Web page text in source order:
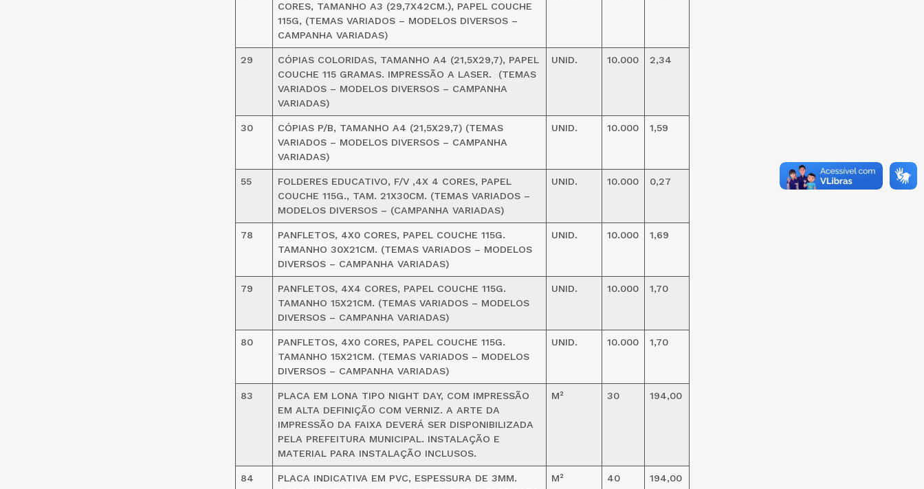
CORES, TAMANHO A3 (29,7X42CM.), PAPEL COUCHE
115G, (TEMAS VARIADOS – MODELOS DIVERSOS –
CAMPANHA VARIADAS)
29
CÓPIAS COLORIDAS, TAMANHO A4 (21,5X29,7), PAPEL
COUCHE 115 GRAMAS. IMPRESSÃO A LASER. (TEMAS
VARIADOS – MODELOS DIVERSOS – CAMPANHA
VARIADAS)
UNID. 10.000 2,34
30
CÓPIAS P/B, TAMANHO A4 (21,5X29,7) (TEMAS
VARIADOS – MODELOS DIVERSOS – CAMPANHA
VARIADAS)
UNID. 10.000 1,59
55
FOLDERES EDUCATIVO, F/V ,4X 4 CORES, PAPEL
COUCHE 115G., TAM. 21X30CM. (TEMAS VARIADOS –
MODELOS DIVERSOS – (CAMPANHA VARIADAS)
UNID. 10.000 0,27
78
PANFLETOS, 4X0 CORES, PAPEL COUCHE 115G.
TAMANHO 30X21CM. (TEMAS VARIADOS – MODELOS
DIVERSOS – CAMPANHA VARIADAS)
UNID. 10.000 1,69
79
PANFLETOS, 4X4 CORES, PAPEL COUCHE 115G.
TAMANHO 15X21CM. (TEMAS VARIADOS – MODELOS
DIVERSOS – CAMPANHA VARIADAS)
UNID. 10.000 1,70
80
PANFLETOS, 4X0 CORES, PAPEL COUCHE 115G.
TAMANHO 15X21CM. (TEMAS VARIADOS – MODELOS
DIVERSOS – CAMPANHA VARIADAS)
UNID. 10.000 1,70
83
PLACA EM LONA TIPO NIGHT DAY, COM IMPRESSÃO
EM ALTA DEFINIÇÃO COM VERNIZ. A ARTE DA
IMPRESSÃO DA FAIXA DEVERÁ SER DISPONIBILIZADA
PELA PREFEITURA MUNICIPAL. INSTALAÇÃO E
MATERIAL PARA INSTALAÇÃO INCLUSOS.
M² 30 194,00
84
PLACA INDICATIVA EM PVC, ESPESSURA DE 3MM.
M² 40 194,00